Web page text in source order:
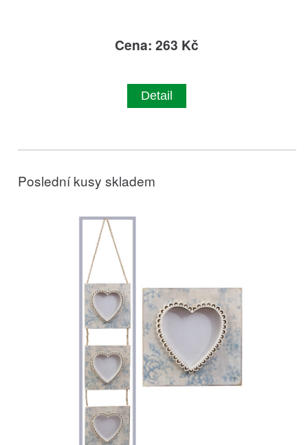
Cena: 263 Kč
Detail
Poslední kusy skladem